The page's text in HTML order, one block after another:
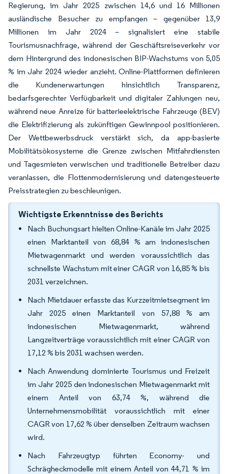
Regierung, im Jahr 2025 zwischen 14,6 und 16 Millionen
ausländische Besucher zu empfangen – gegenüber 13,9
Millionen im Jahr 2024 – signalisiert eine stabile
Tourismusnachfrage, während der Geschäftsreiseverkehr vor
dem Hintergrund des indonesischen BIP-Wachstums von 5,05
% im Jahr 2024 wieder anzieht. Online-Plattformen definieren
die Kundenerwartungen hinsichtlich Transparenz,
bedarfsgerechter Verfügbarkeit und digitaler Zahlungen neu,
während neue Anreize für batterieelektrische Fahrzeuge (BEV)
die Elektrifizierung als zukünftigen Gewinnpool positionieren.
Der Wettbewerbsdruck verstärkt sich, da app-basierte
Mobilitätsökosysteme die Grenze zwischen Mitfahrdiensten
und Tagesmieten verwischen und traditionelle Betreiber dazu
veranlassen, die Flottenmodernisierung und datengesteuerte
Preisstrategien zu beschleunigen.
Wichtigste Erkenntnisse des Berichts
Nach Buchungsart hielten Online-Kanäle im Jahr 2025
einen Marktanteil von 68,84 % am indonesischen
Mietwagenmarkt und werden voraussichtlich das
schnellste Wachstum mit einer CAGR von 16,85 % bis
2031 verzeichnen.
Nach Mietdauer erfasste das Kurzzeitmietsegment im
Jahr 2025 einen Marktanteil von 57,88 % am
indonesischen Mietwagenmarkt, während
Langzeitverträge voraussichtlich mit einer CAGR von
17,12 % bis 2031 wachsen werden.
Nach Anwendung dominierte Tourismus und Freizeit
im Jahr 2025 den indonesischen Mietwagenmarkt mit
einem Anteil von 63,74 %, während die
Unternehmensmobilität voraussichtlich mit einer
CAGR von 17,62 % über denselben Zeitraum wachsen
wird.
Nach Fahrzeugtyp führten Economy- und
Schrägheckmodelle mit einem Anteil von 44,71 % im